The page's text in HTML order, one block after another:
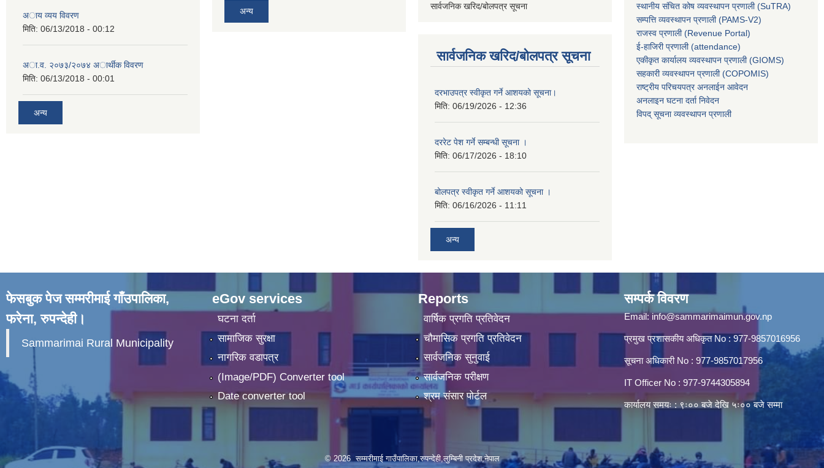
अाय व्यय विवरण
मिति: 06/13/2018 - 00:12
अा.व. २०७३/२०७४ अार्थीक विवरण
मिति: 06/13/2018 - 00:01
अन्य
अन्य सार्वजनिक खरिद/बोलपत्र सूचना
सार्वजनिक खरिद/बोलपत्र सूचना
दरभाउपत्र स्वीकृत गर्ने आशयको सूचना।
मिति: 06/19/2026 - 12:36
दररेट पेश गर्ने सम्बन्धी सूचना ।
मिति: 06/17/2026 - 18:10
बोलपत्र स्वीकृत गर्ने आशयको सूचना ।
मिति: 06/16/2026 - 11:11
अन्य
स्थानीय संचित कोष व्यवस्थापन प्रणाली (SuTRA)
सम्पत्ति व्यवस्थापन प्रणाली (PAMS-V2)
राजस्व प्रणाली (Revenue Portal)
ई-हाजिरी प्रणाली (attendance)
एकीकृत कार्यालय व्यवस्थापन प्रणाली (GIOMS)
सहकारी व्यवस्थापन प्रणाली (COPOMIS)
राष्ट्रीय परिचयपत्र अनलाईन आवेदन
अनलाइन घटना दर्ता निवेदन
विपद् सूचना व्यवस्थापन प्रणाली
फेसबुक पेज सम्मरीमाई गाँउपालिका,
फरेना, रुपन्देही।
Sammarimai Rural Municipality
eGov services
घटना दर्ता
सामाजिक सुरक्षा
नागरिक वडापत्र
(Image/PDF) Converter tool
Date converter tool
Reports
वार्षिक प्रगति प्रतिवेदन
चौमासिक प्रगति प्रतिवेदन
सार्वजनिक सुनुवाई
सार्वजनिक परीक्षण
श्रम संसार पोर्टल
सम्पर्क विवरण
Email:info@sammarimaimun.gov.np
प्रमुख प्रशासकीय अधिकृत No : 977-9857016956
सूचना अधिकारी No : 977-9857017956
IT Officer No : 977-9744305894
कार्यालय समयः : ९ः०० बजे देखि ५ः०० बजे सम्मा
© 2026 सम्मरीमाई गाउँपालिका,रुपन्देही,लुम्बिनी प्रदेश,नेपाल